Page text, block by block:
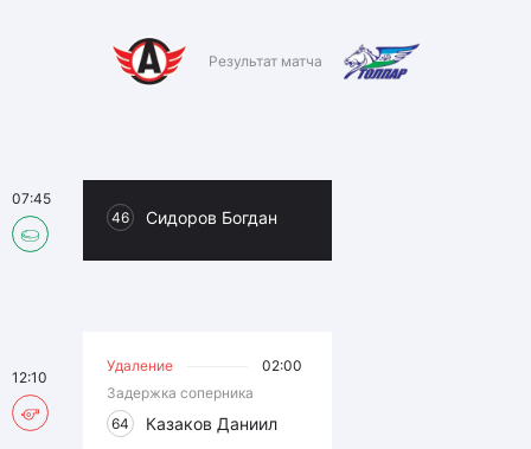
Результат матча
46 Сидоров Богдан
07:45
Удаление
02:00
Задержка соперника
64
Казаков Даниил
12:10